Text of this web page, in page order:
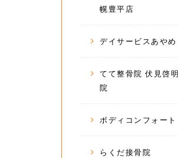
幌豊平店
デイサービスあやめ
てて整骨院 伏見啓明
院
ボディコンフォート
らくだ接骨院